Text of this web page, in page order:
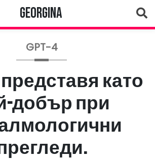
Georgina
GPT-4
представя като
добър при